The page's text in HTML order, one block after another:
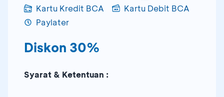
Kartu Kredit BCA
Kartu Debit BCA
Paylater
Diskon 30%
Syarat & Ketentuan :